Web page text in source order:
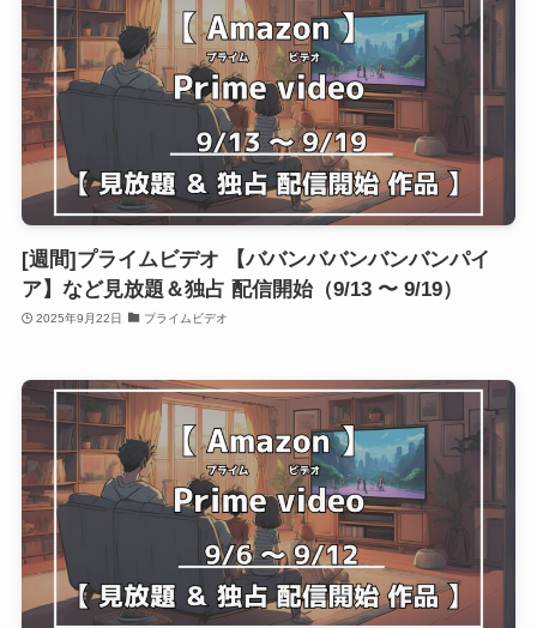
[週間]プライムビデオ 【ババンババンバンバンパイ
ア】など見放題＆独占 配信開始（9/13 〜 9/19）
2025年9月22日 プライムビデオ